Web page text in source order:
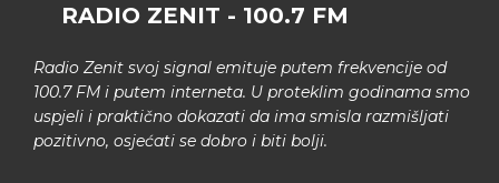
RADIO ZENIT - 100.7 FM
Radio Zenit svoj signal emituje putem frekvencije od
100.7 FM i putem interneta. U proteklim godinama smo
uspjeli i praktično dokazati da ima smisla razmišljati
pozitivno, osjećati se dobro i biti bolji.